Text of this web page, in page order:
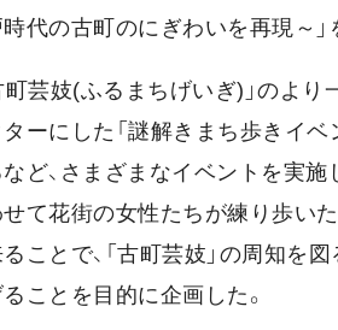
代の古町のにぎわいを再現～」
町芸妓(ふるまちげいぎ)」のよ
ーにした「謎解きまち歩きイ
ど、さまざまなイベントを実
て花街の女性たちが練り歩い
ことで、「古町芸妓」の周知を
ことを目的に企画した。